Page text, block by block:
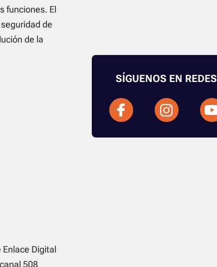
funciones. El
de
de la
Digital
508
SÍGUENOS EN REDES